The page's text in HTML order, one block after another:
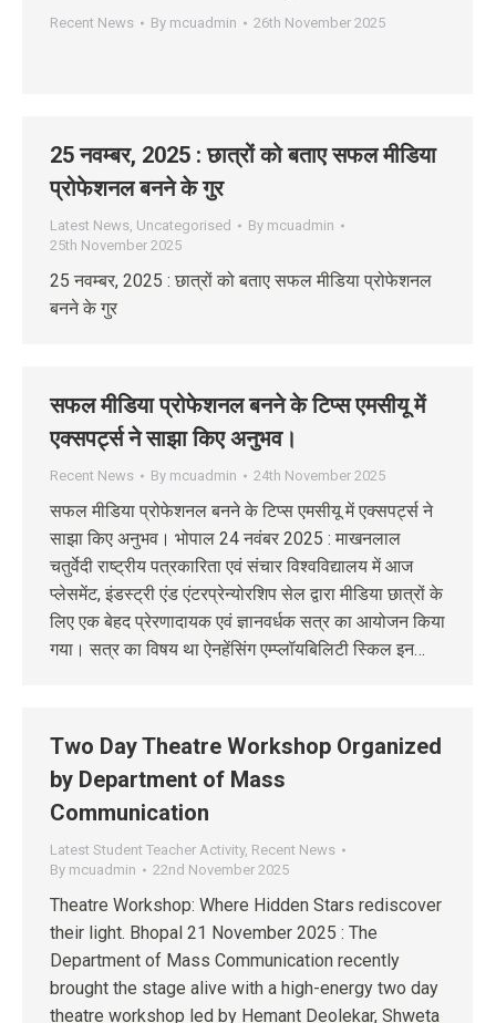
Recent News By mcuadmin 26th November 2025
25 नवम्‍बर, 2025 : छात्रों को बताए सफल मीडिया
प्रोफेशनल बनने के गुर
Latest News, Uncategorised By mcuadmin
25th November 2025
25 नवम्‍बर, 2025 : छात्रों को बताए सफल मीडिया प्रोफेशनल
बनने के गुर
सफल मीडिया प्रोफेशनल बनने के टिप्स एमसीयू में
एक्सपर्ट्स ने साझा किए अनुभव।
Recent News By mcuadmin 24th November 2025
सफल मीडिया प्रोफेशनल बनने के टिप्स एमसीयू में एक्सपर्ट्स ने
साझा किए अनुभव। भोपाल 24 नवंबर 2025 : माखनलाल
चतुर्वेदी राष्ट्रीय पत्रकारिता एवं संचार विश्वविद्यालय में आज
प्लेसमेंट, इंडस्ट्री एंड एंटरप्रेन्योरशिप सेल द्वारा मीडिया छात्रों के
लिए एक बेहद प्रेरणादायक एवं ज्ञानवर्धक सत्र का आयोजन किया
गया। सत्र का विषय था ऐनहेंसिंग एम्प्लॉयबिलिटी स्किल इन…
Two Day Theatre Workshop Organized
by Department of Mass
Communication
Latest Student Teacher Activity, Recent News
By mcuadmin 22nd November 2025
Theatre Workshop: Where Hidden Stars rediscover
their light. Bhopal 21 November 2025 : The
Department of Mass Communication recently
brought the stage alive with a high-energy two day
theatre workshop led by Hemant Deolekar, Shweta